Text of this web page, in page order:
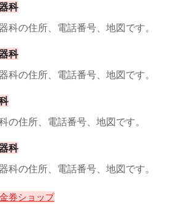
科
科の住所、電話番号、地図です。
科
科の住所、電話番号、地図です。
の住所、電話番号、地図です。
科
科の住所、電話番号、地図です。
券ショップ